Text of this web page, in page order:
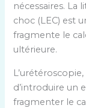
nécessaires.
choc (LEC) est
fragmente le
ultérieure.
d’introduire un
fragmenter le